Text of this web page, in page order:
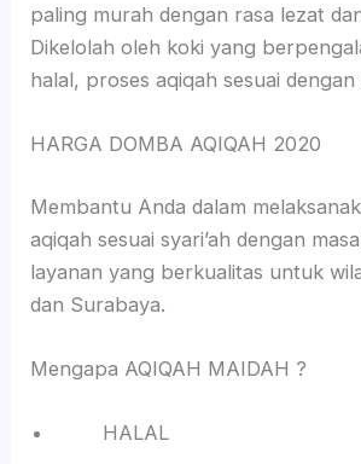
paling murah dengan rasa lezat
Dikelolah oleh koki yang
halal, proses aqiqah sesuai dengan
HARGA DOMBA AQIQAH 2020
Membantu Anda dalam
aqiqah sesuai syari’ah dengan
layanan yang berkualitas untuk
dan Surabaya.
Mengapa AQIQAH MAIDAH ?
HALAL